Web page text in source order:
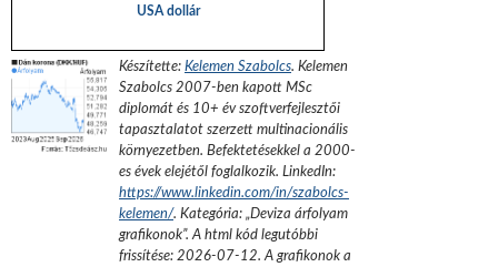
USA dollár
Készítette: Kelemen Szabolcs. Kelemen
Szabolcs 2007-ben kapott MSc
diplomát és 10+ év szoftverfejlesztői
tapasztalatot szerzett multinacionális
környezetben. Befektetésekkel a 2000-
es évek elejétől foglalkozik. LinkedIn:
https://www.linkedin.com/in/szabolcs-
kelemen/. Kategória: „Deviza árfolyam
grafikonok”.A html kód legutóbbi
frissítése: 2026-07-12. A grafikonok a